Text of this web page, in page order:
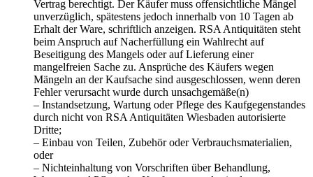
Vertrag berechtigt. Der Käufer muss offensichtliche Mängel
unverzüglich, spätestens jedoch innerhalb von 10 Tagen ab
Erhalt der Ware, schriftlich anzeigen. RSA Antiquitäten steht
beim Anspruch auf Nacherfüllung ein Wahlrecht auf
Beseitigung des Mangels oder auf Lieferung einer
mangelfreien Sache zu. Ansprüche des Käufers wegen
Mängeln an der Kaufsache sind ausgeschlossen, wenn deren
Fehler verursacht wurde durch unsachgemäße(n)
– Instandsetzung, Wartung oder Pflege des Kaufgegenstandes
durch nicht von RSA Antiquitäten Wiesbaden autorisierte
Dritte;
– Einbau von Teilen, Zubehör oder Verbrauchsmaterialien,
oder
– Nichteinhaltung von Vorschriften über Behandlung,